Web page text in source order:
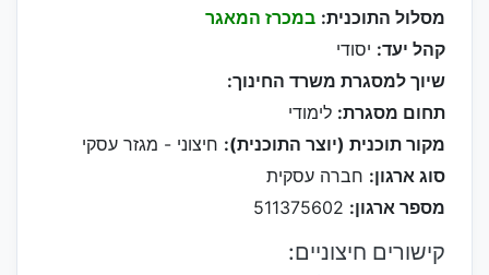
מסלול התוכנית: במכרז המאגר
קהל יעד: יסודי
שיוך למסגרת משרד החינוך:
תחום מסגרת: לימודי
מקור תוכנית (יוצר התוכנית): חיצוני - מגזר עסקי
סוג ארגון: חברה עסקית
מספר ארגון:
קישורים חיצוניים: